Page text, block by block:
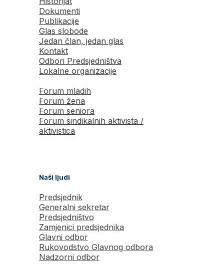
Dokumenti
Publikacije
Glas slobode
Jedan član, jedan glas
Kontakt
Odbori Predsjedništva
Lokalne organizacije
Forum mladih
Forum žena
Forum seniora
Forum sindikalnih aktivista /
aktivistica
Naši ljudi
Predsjednik
Generalni sekretar
Predsjedništvo
Zamjenici predsjednika
Glavni odbor
Rukovodstvo Glavnog odbora
Nadzorni odbor